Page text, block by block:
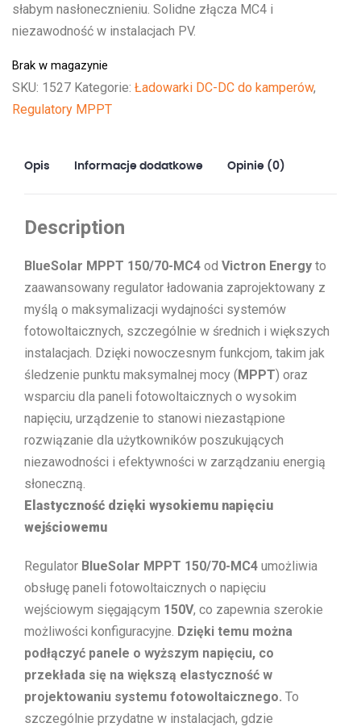
słabym nasłonecznieniu. Solidne złącza MC4 i
niezawodność w instalacjach PV.
Brak w magazynie
SKU: 1527 Kategorie: Ładowarki DC-DC do kamperów,
Regulatory MPPT
Opis Informacje dodatkowe Opinie (0)
Description
BlueSolar MPPT 150/70-MC4 od Victron Energy to
zaawansowany regulator ładowania zaprojektowany z
myślą o maksymalizacji wydajności systemów
fotowoltaicznych, szczególnie w średnich i większych
instalacjach. Dzięki nowoczesnym funkcjom, takim jak
śledzenie punktu maksymalnej mocy (MPPT) oraz
wsparciu dla paneli fotowoltaicznych o wysokim
napięciu, urządzenie to stanowi niezastąpione
rozwiązanie dla użytkowników poszukujących
niezawodności i efektywności w zarządzaniu energią
słoneczną.
Elastyczność dzięki wysokiemu napięciu
wejściowemu
Regulator BlueSolar MPPT 150/70-MC4 umożliwia
obsługę paneli fotowoltaicznych o napięciu
wejściowym sięgającym 150V, co zapewnia szerokie
możliwości konfiguracyjne. Dzięki temu można
podłączyć panele o wyższym napięciu, co
przekłada się na większą elastyczność w
projektowaniu systemu fotowoltaicznego. To
szczególnie przydatne w instalacjach, gdzie